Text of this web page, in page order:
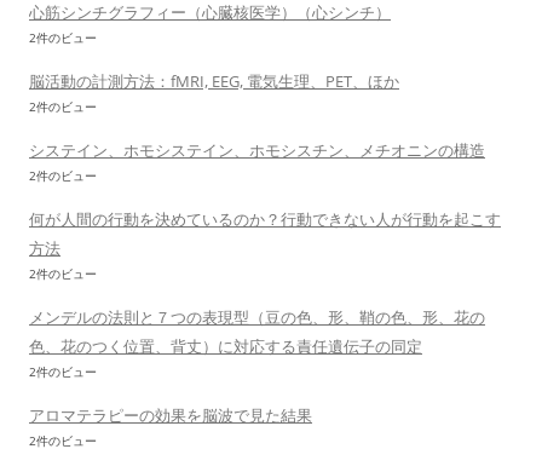
心筋シンチグラフィー（心臓核医学）（心シンチ）
2件のビュー
脳活動の計測方法：fMRI, EEG, 電気生理、PET、ほか
2件のビュー
システイン、ホモシステイン、ホモシスチン、メチオニンの構造
2件のビュー
何が人間の行動を決めているのか？行動できない人が行動を起こす
方法
2件のビュー
メンデルの法則と７つの表現型（豆の色、形、鞘の色、形、花の
色、花のつく位置、背丈）に対応する責任遺伝子の同定
2件のビュー
アロマテラピーの効果を脳波で見た結果
2件のビュー